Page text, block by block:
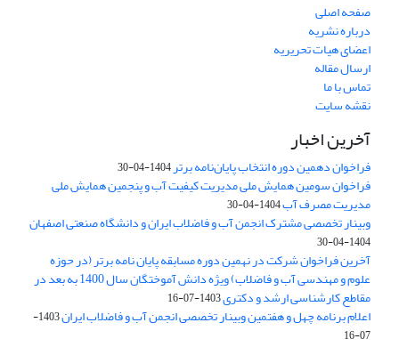
صفحه اصلی
درباره نشریه
اعضای هیات تحریریه
ارسال مقاله
تماس با ما
نقشه سایت
آخرین اخبار
فراخوان دهمین دوره انتخاب پایان‌نامه برتر1404-04-30
فراخوان سومین همایش ملی مدیریت کیفیت آب و پنجمین همایش ملی
مدیریت مصرف آب1404-04-30
وبینار تخصصی مشترک انجمن آب و فاضلاب ایران و دانشگاه صنعتی اصفهان
1404-04-30
آخرین فراخوان شرکت در نهمین دوره مسابقه پایان نامه برتر (در حوزه
علوم و مهندسی آب و فاضلاب) ویژه دانش آموختگان سال 1400 به بعد در
مقاطع کارشناسی ارشد و دکتری1403-07-16
اعلام برنامه چهل و هفتمین وبینار تخصصی انجمن آب و فاضلاب ایران
1403-
07-16